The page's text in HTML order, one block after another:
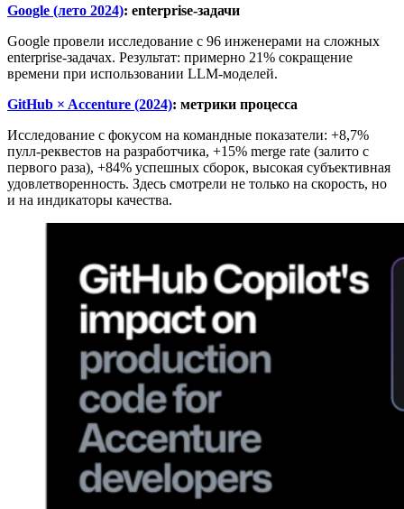
Google (лето 2024): enterprise-задачи
Google провели исследование с 96 инженерами на сложных
enterprise-задачах. Результат: примерно 21% сокращение
времени при использовании LLM-моделей.
GitHub × Accenture (2024): метрики процесса
Исследование с фокусом на командные показатели: +8,7%
пулл-реквестов на разработчика, +15% merge rate (залито с
первого раза), +84% успешных сборок, высокая субъективная
удовлетворенность. Здесь смотрели не только на скорость, но
и на индикаторы качества.